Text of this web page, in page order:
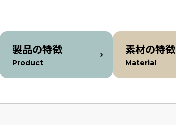
製品の特徴
Product
素材の特徴
Material